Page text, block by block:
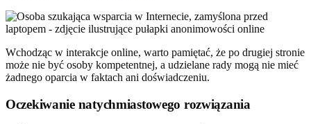
Wchodząc w interakcje online, warto pamiętać, że po drugiej stronie
może nie być osoby kompetentnej, a udzielane rady mogą nie mieć
żadnego oparcia w faktach ani doświadczeniu.
Oczekiwanie natychmiastowego rozwiązania